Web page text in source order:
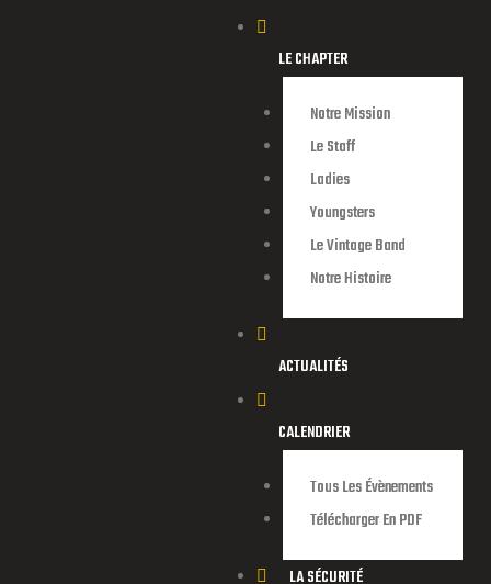
LE CHAPTER
Notre Mission
Le Staff
Ladies
Youngsters
Le Vintage Band
Notre Histoire
ACTUALITÉS
CALENDRIER
Tous Les Évènements
Télécharger En PDF
LA SÉCURITÉ